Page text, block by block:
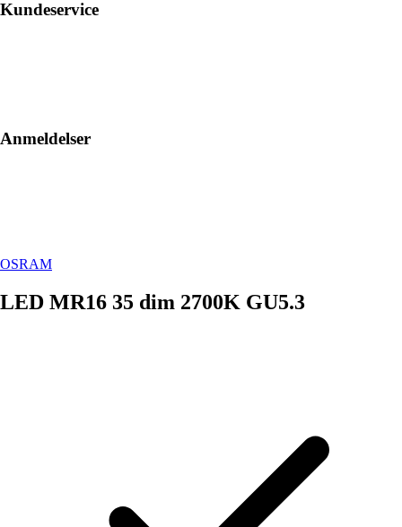
Kundeservice
Anmeldelser
OSRAM
LED MR16 35 dim 2700K GU5.3